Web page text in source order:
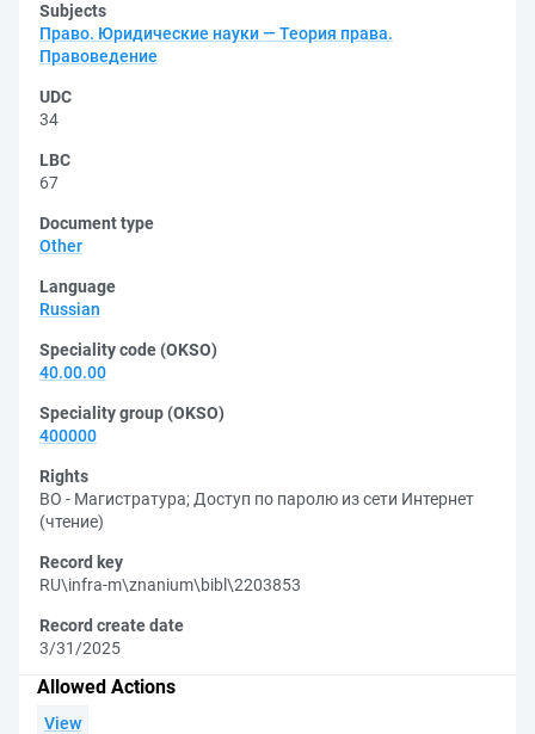
Subjects
Право. Юридические науки — Теория права.
Правоведение
UDC
34
LBC
67
Document type
Other
Language
Russian
Speciality code (OKSO)
40.00.00
Speciality group (OKSO)
400000
Rights
ВО - Магистратура; Доступ по паролю из сети Интернет
(чтение)
Record key
RU\infra-m\znanium\bibl\2203853
Record create date
3/31/2025
Allowed Actions
View